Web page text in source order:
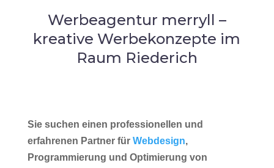
Werbeagentur merryll –
kreative Werbekonzepte im
Raum Riederich
Sie suchen einen professionellen und
erfahrenen Partner für Webdesign,
Programmierung und Optimierung von